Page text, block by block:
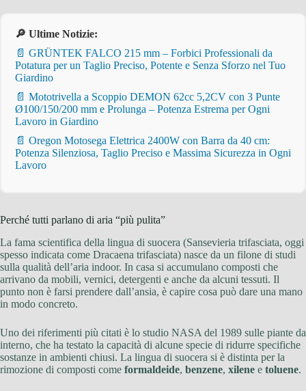
🔎 Ultime Notizie:
📄 GRÜNTEK FALCO 215 mm – Forbici Professionali da
Potatura per un Taglio Preciso, Potente e Senza Sforzo nel Tuo
Giardino
📄 Mototrivella a Scoppio DEMON 62cc 5,2CV con 3 Punte
Ø100/150/200 mm e Prolunga – Potenza Estrema per Ogni
Lavoro in Giardino
📄 Oregon Motosega Elettrica 2400W con Barra da 40 cm:
Potenza Silenziosa, Taglio Preciso e Massima Sicurezza in Ogni
Lavoro
Perché tutti parlano di aria “più pulita”
La fama scientifica della lingua di suocera (Sansevieria trifasciata, oggi
spesso indicata come Dracaena trifasciata) nasce da un filone di studi
sulla qualità dell’aria indoor. In casa si accumulano composti che
arrivano da mobili, vernici, detergenti e anche da alcuni tessuti. Il
punto non è farsi prendere dall’ansia, è capire cosa può dare una mano
in modo concreto.
Uno dei riferimenti più citati è lo studio NASA del 1989 sulle piante da
interno, che ha testato la capacità di alcune specie di ridurre specifiche
sostanze in ambienti chiusi. La lingua di suocera si è distinta per la
rimozione di composti come formaldeide, benzene, xilene e toluene.